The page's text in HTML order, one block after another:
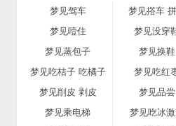
梦见驾车
梦见撘车
梦见噎住
梦见没穿
梦见蒸包子
梦见换鞋
梦见吃桔子 吃橘子
梦见吃红
梦见削皮 剥皮
梦见品尝
梦见乘电梯
梦见吃冰